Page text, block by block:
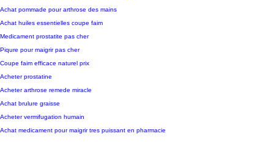
Achat pommade pour arthrose des mains
Achat huiles essentielles coupe faim
Medicament prostatite pas cher
Piqure pour maigrir pas cher
Coupe faim efficace naturel prix
Acheter prostatine
Acheter arthrose remede miracle
Achat brulure graisse
Acheter vermifugation humain
Achat medicament pour maigrir tres puissant en pharmacie